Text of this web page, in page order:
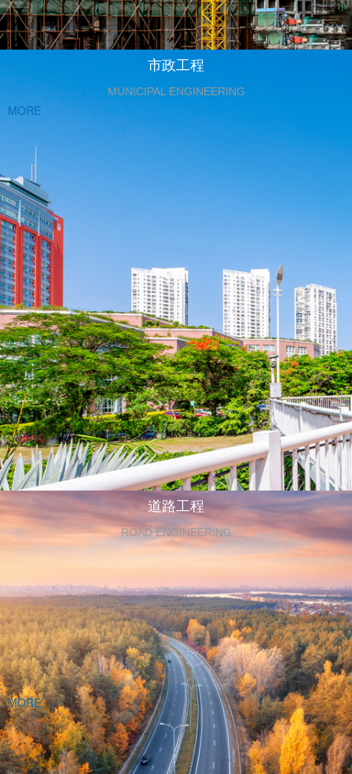
市政工程
MUNICIPAL ENGINEERING
MORE
道路工程
ROAD ENGINEERING
MORE